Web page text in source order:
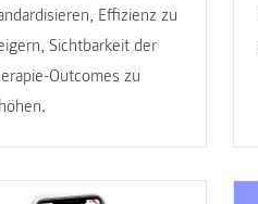
Effizienz zu
Sichtbarkeit der
Outcomes zu